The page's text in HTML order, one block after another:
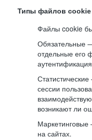
Типы файлов cookie
Файлы cookie
Обязательные
отдельные его
сессии
возникают ли
на сайтах.